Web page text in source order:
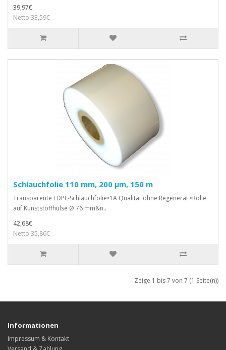
39,97€
Netto 33,59€
Schlauchfolie 110 mm, 200 µm, 150 m
Transparente LDPE-Schlauchfolie•1A Qualität ohne Regenerat •Rolle
auf Kunststoffhülse Ø 76 mm&n..
42,68€
Netto 35,86€
Zeige 1 bis 7 von 7 (1 Seite(n))
Informationen
Impressum & Kontakt